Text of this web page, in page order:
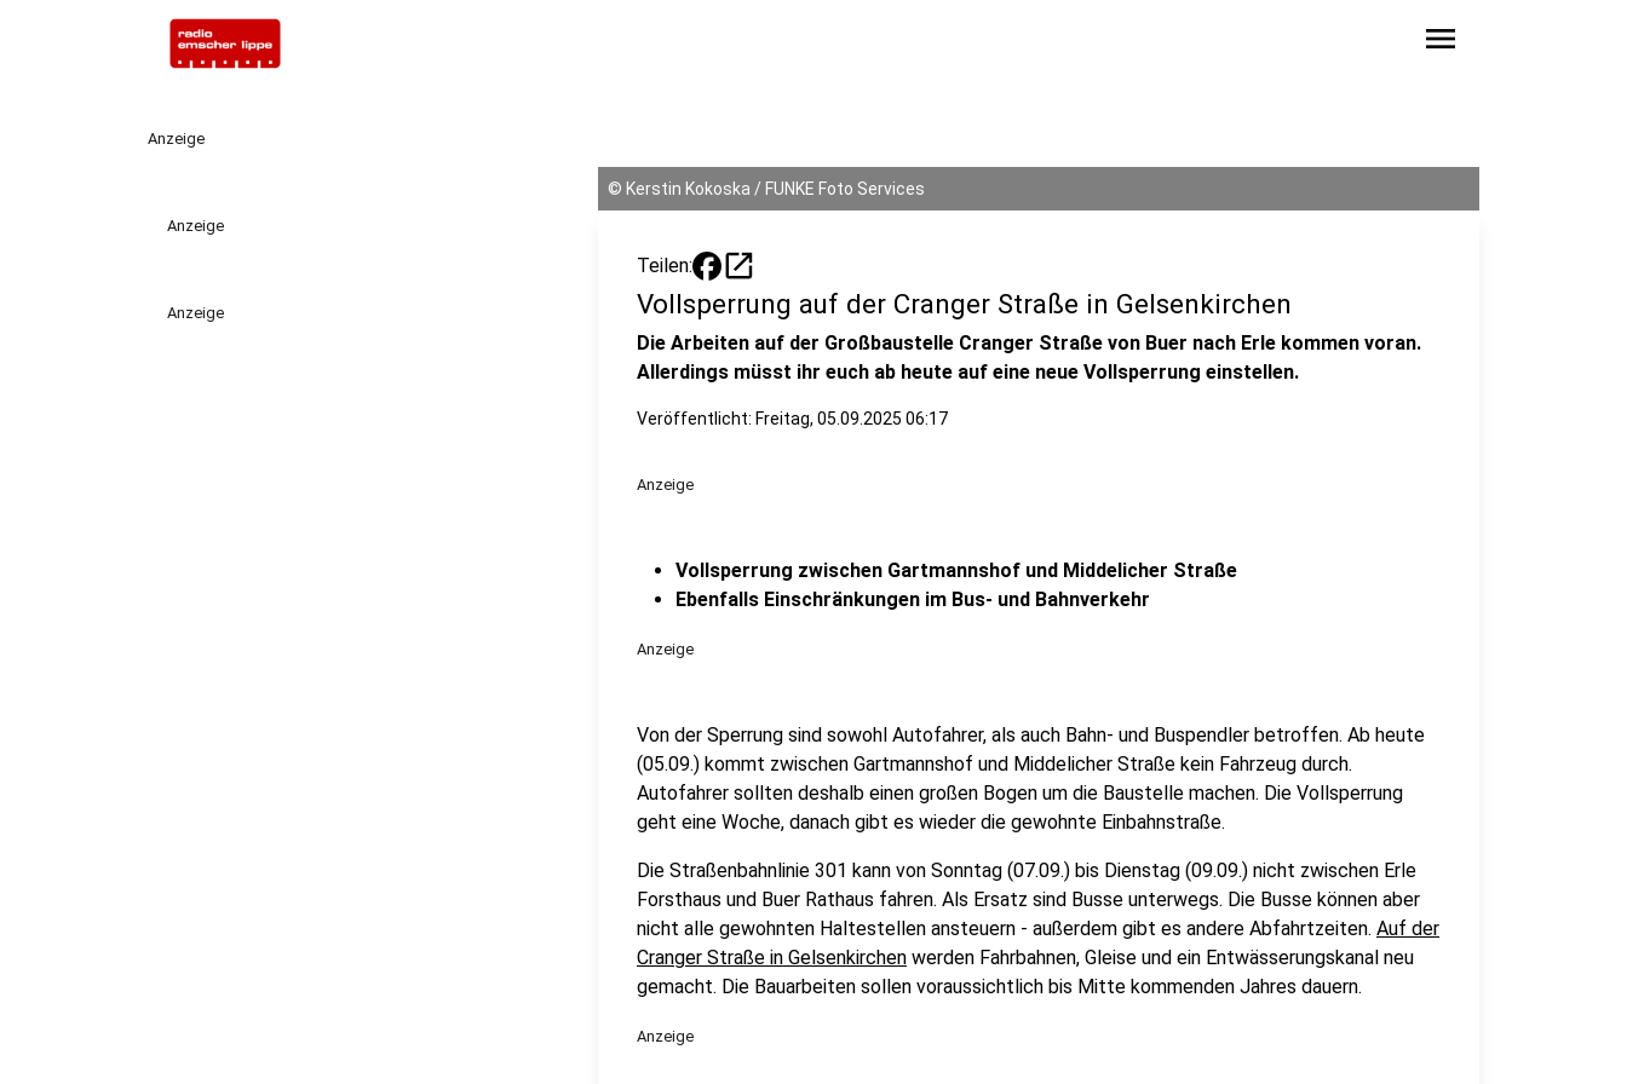
menu
Anzeige
Anzeige
Anzeige
© Kerstin Kokoska / FUNKE Foto Services
Teilen: open_in_new
Vollsperrung auf der Cranger Straße in Gelsenkirchen
Die Arbeiten auf der Großbaustelle Cranger Straße von Buer nach Erle kommen voran.
Allerdings müsst ihr euch ab heute auf eine neue Vollsperrung einstellen.
Veröffentlicht: Freitag, 05.09.2025 06:17
Anzeige
Vollsperrung zwischen Gartmannshof und Middelicher Straße
Ebenfalls Einschränkungen im Bus- und Bahnverkehr
Anzeige
Von der Sperrung sind sowohl Autofahrer, als auch Bahn- und Buspendler betroffen. Ab heute
(05.09.) kommt zwischen Gartmannshof und Middelicher Straße kein Fahrzeug durch.
Autofahrer sollten deshalb einen großen Bogen um die Baustelle machen. Die Vollsperrung
geht eine Woche, danach gibt es wieder die gewohnte Einbahnstraße.
Die Straßenbahnlinie 301 kann von Sonntag (07.09.) bis Dienstag (09.09.) nicht zwischen Erle
Forsthaus und Buer Rathaus fahren. Als Ersatz sind Busse unterwegs. Die Busse können aber
nicht alle gewohnten Haltestellen ansteuern - außerdem gibt es andere Abfahrtzeiten. Auf der
Cranger Straße in Gelsenkirchen werden Fahrbahnen, Gleise und ein Entwässerungskanal neu
gemacht. Die Bauarbeiten sollen voraussichtlich bis Mitte kommenden Jahres dauern.
Anzeige